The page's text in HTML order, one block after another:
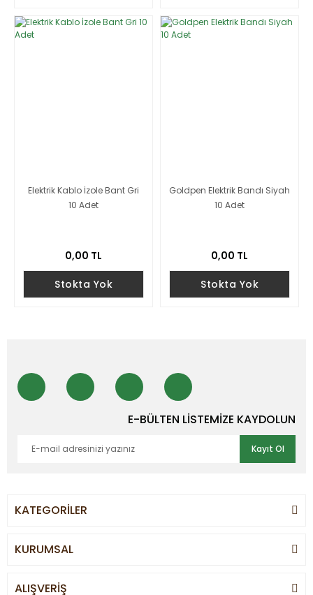
Elektrik Kablo İzole Bant Gri
10 Adet
0,00 TL
Stokta Yok
Goldpen Elektrik Bandı Siyah
10 Adet
0,00 TL
Stokta Yok
E-BÜLTEN LİSTEMİZE KAYDOLUN
Kayıt Ol
KATEGORİLER
KURUMSAL
ALIŞVERİŞ